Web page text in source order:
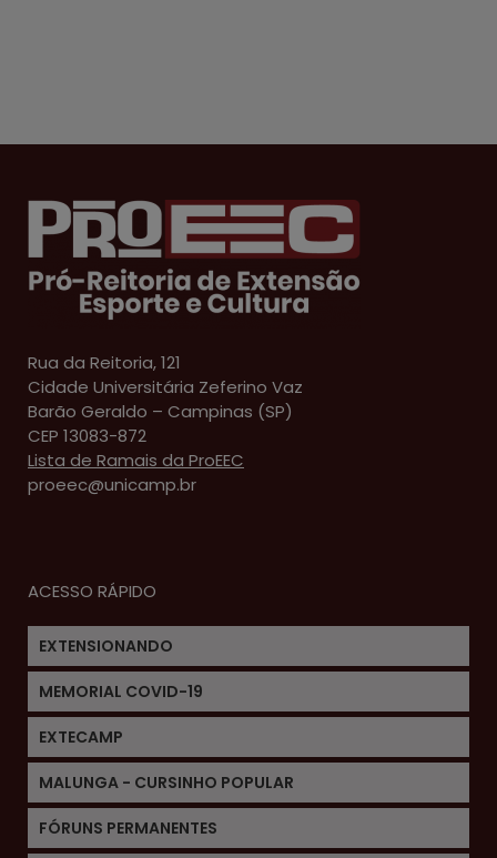
Rua da Reitoria, 121
Cidade Universitária Zeferino Vaz
Barão Geraldo – Campinas (SP)
CEP 13083-872
Lista de Ramais da ProEEC
proeec@unicamp.br
ACESSO RÁPIDO
EXTENSIONANDO
MEMORIAL COVID-19
EXTECAMP
MALUNGA - CURSINHO POPULAR
FÓRUNS PERMANENTES